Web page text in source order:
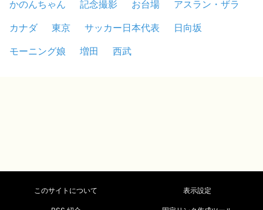
かのんちゃん
記念撮影 お台場
アスラン・ザラ
カナダ
東京 サッカー日本代表
日向坂
モーニング娘
増田 西武
このサイトについて 表示設定